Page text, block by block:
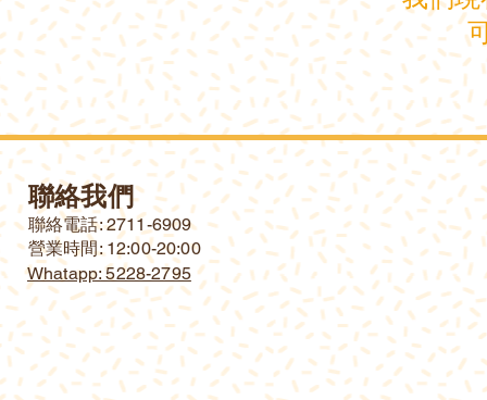
聯絡我們
​聯絡電話: 2711-6909
營業時間: 12:00-20:00
Whatapp: 5228-2795